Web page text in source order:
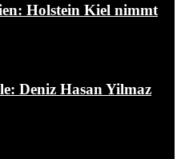
Holstein Kiel nimmt
Deniz Hasan Yilmaz